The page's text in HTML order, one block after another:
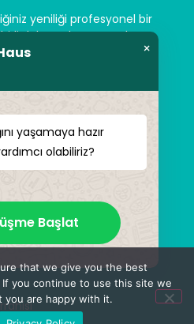
yeniliği profesyonel bir
dokunuşlar vaat eder.
“siz” kazandırın.
×
yaşamaya hazır
olabiliriz?
Başlat
that we give you the best
you continue to use this site we
you are happy with it.